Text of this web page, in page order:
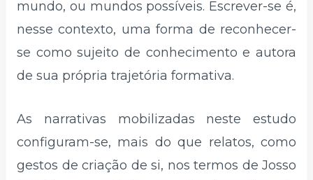
mundo, ou mundos possíveis. Escrever-se é,
nesse contexto, uma forma de reconhecer-
se como sujeito de conhecimento e autora
de sua própria trajetória formativa.
As narrativas mobilizadas neste estudo
configuram-se, mais do que relatos, como
gestos de criação de si, nos termos de Josso